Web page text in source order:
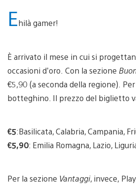
Ehilà gamer!
È arrivato il mese in cui si
occasioni d’oro. Con la sezione
€5,90 (a seconda della regione).
botteghino. Il prezzo del biglietto
€5:Basilicata, Calabria, Campania,
€5,90: Emilia Romagna, Lazio,
Per la sezione Vantaggi, invece,